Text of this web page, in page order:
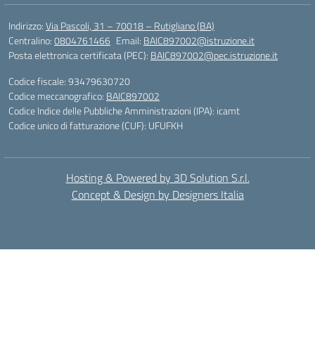
Indirizzo:Via Pascoli, 31 – 70018 – Rutigliano (BA)
Centralino:0804761466 Email: BAIC897002@istruzione.it
Posta elettronica certificata (PEC): BAIC897002@pec.istruzione.it
Codice fiscale: 93479630720
Codice meccanografico: BAIC897002
Codice Indice delle Pubbliche Amministrazioni (IPA): icamt
Codice unico di fatturazione (CUF): UFUFKH
Hosting & Powered by 3D Solution S.r.l.
Concept & Design by Designers Italia